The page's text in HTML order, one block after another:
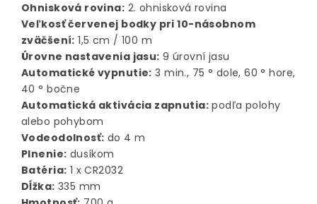
Ohnisková rovina: 2. ohnisková rovina
Veľkosť červenej bodky pri 10-násobnom
zväčšení: 1,5 cm / 100 m
Úrovne nastavenia jasu: 9 úrovní jasu
Automatické vypnutie: 3 min., 75 ° dole, 60 ° hore,
40 ° bočne
Automatická aktivácia zapnutia: podľa polohy
alebo pohybom
Vodeodolnosť: do 4 m
Plnenie: dusíkom
Batéria: 1 x CR2032
Dĺžka: 335 mm